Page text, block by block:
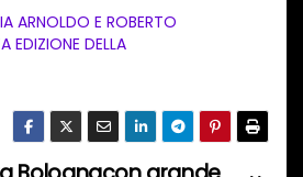
ARNOLDO E ROBERTO
EDIZIONE DELLA